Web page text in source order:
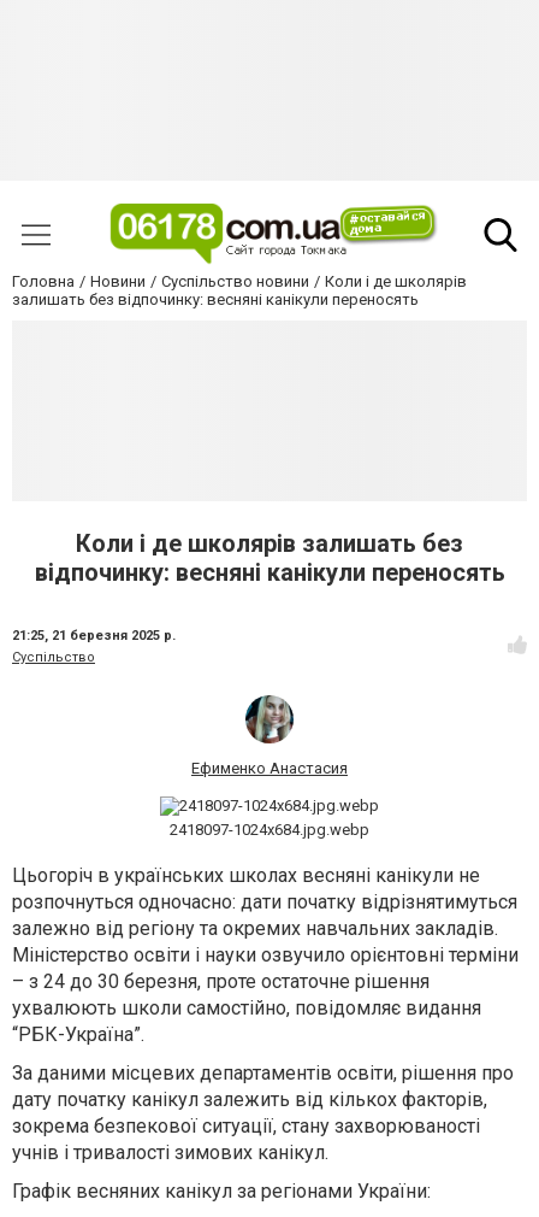
Головна Новини Суспільство новини
Коли і де школярів
залишать без відпочинку: весняні канікули переносять
Коли і де школярів залишать без
відпочинку: весняні канікули переносять
21:25, 21 березня 2025 р.
Суспільство
Ефименко Анастасия
2418097-1024x684.jpg.webp
Цьогоріч в українських школах весняні канікули не
розпочнуться одночасно: дати початку відрізнятимуться
залежно від регіону та окремих навчальних закладів.
Міністерство освіти і науки озвучило орієнтовні терміни
– з 24 до 30 березня, проте остаточне рішення
ухвалюють школи самостійно, повідомляє видання
“РБК-Україна”.
За даними місцевих департаментів освіти, рішення про
дату початку канікул залежить від кількох факторів,
зокрема безпекової ситуації, стану захворюваності
учнів і тривалості зимових канікул.
Графік весняних канікул за регіонами України: